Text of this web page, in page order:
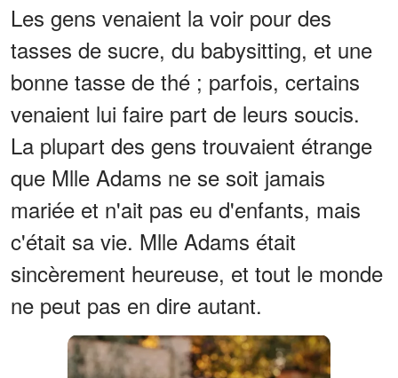
Les gens venaient la voir pour des
tasses de sucre, du babysitting, et une
bonne tasse de thé ; parfois, certains
venaient lui faire part de leurs soucis.
La plupart des gens trouvaient étrange
que Mlle Adams ne se soit jamais
mariée et n'ait pas eu d'enfants, mais
c'était sa vie. Mlle Adams était
sincèrement heureuse, et tout le monde
ne peut pas en dire autant.